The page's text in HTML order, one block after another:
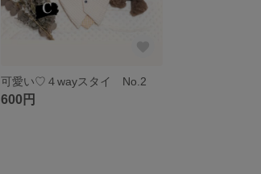
可愛い♡４wayスタイ No.2
600円